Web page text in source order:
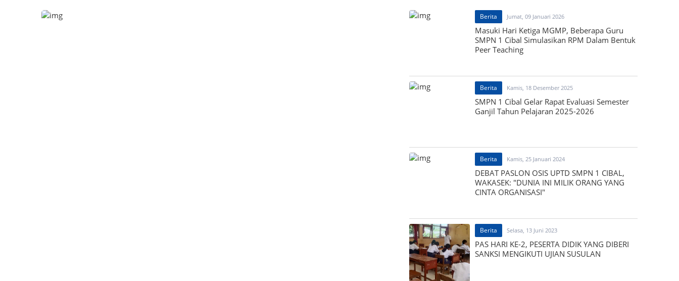
Berita Jumat, 09 Januari 2026
Masuki Hari Ketiga MGMP, Beberapa Guru
SMPN 1 Cibal Simulasikan RPM Dalam Bentuk
Peer Teaching
Berita Kamis, 18 Desember 2025
SMPN 1 Cibal Gelar Rapat Evaluasi Semester
Ganjil Tahun Pelajaran 2025-2026
Berita Kamis, 25 Januari 2024
DEBAT PASLON OSIS UPTD SMPN 1 CIBAL,
WAKASEK: "DUNIA INI MILIK ORANG YANG
CINTA ORGANISASI"
Berita Selasa, 13 Juni 2023
PAS HARI KE-2, PESERTA DIDIK YANG DIBERI
SANKSI MENGIKUTI UJIAN SUSULAN